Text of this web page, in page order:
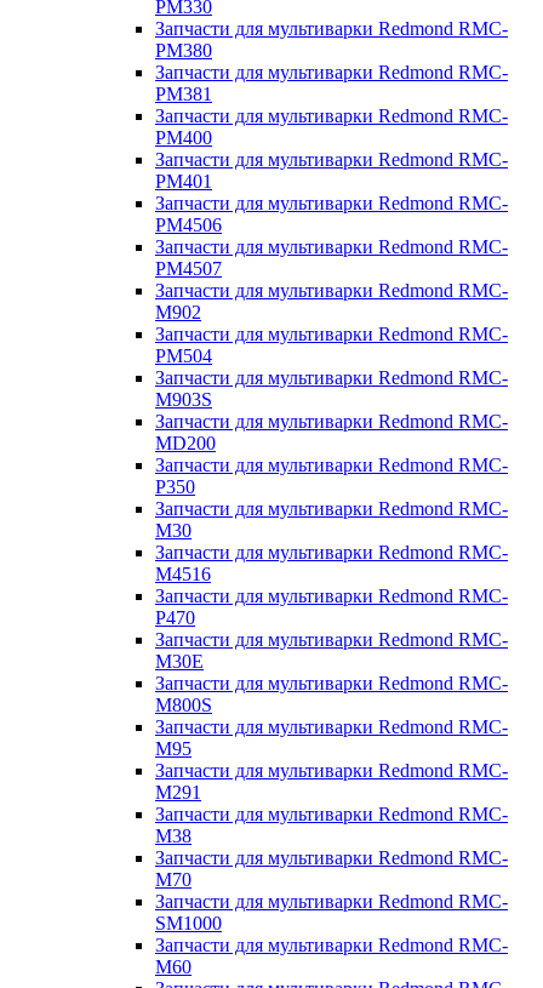
PM330
Запчасти для мультиварки Redmond RMC-
PM380
Запчасти для мультиварки Redmond RMC-
PM381
Запчасти для мультиварки Redmond RMC-
PM400
Запчасти для мультиварки Redmond RMC-
PM401
Запчасти для мультиварки Redmond RMC-
PM4506
Запчасти для мультиварки Redmond RMC-
PM4507
Запчасти для мультиварки Redmond RMC-
M902
Запчасти для мультиварки Redmond RMC-
PM504
Запчасти для мультиварки Redmond RMC-
M903S
Запчасти для мультиварки Redmond RMC-
MD200
Запчасти для мультиварки Redmond RMC-
P350
Запчасти для мультиварки Redmond RMC-
M30
Запчасти для мультиварки Redmond RMC-
M4516
Запчасти для мультиварки Redmond RMC-
P470
Запчасти для мультиварки Redmond RMC-
M30E
Запчасти для мультиварки Redmond RMC-
M800S
Запчасти для мультиварки Redmond RMC-
M95
Запчасти для мультиварки Redmond RMC-
M291
Запчасти для мультиварки Redmond RMC-
M38
Запчасти для мультиварки Redmond RMC-
M70
Запчасти для мультиварки Redmond RMC-
SM1000
Запчасти для мультиварки Redmond RMC-
M60